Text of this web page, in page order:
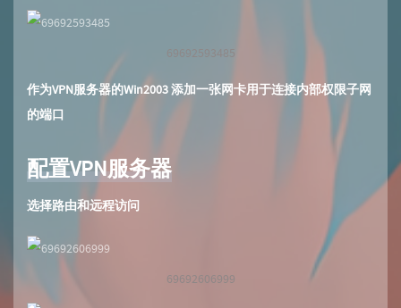
69692593485
作为VPN服务器的Win2003 添加一张网卡用于连接内部权限子网
的端口
配置VPN服务器
选择路由和远程访问
69692606999